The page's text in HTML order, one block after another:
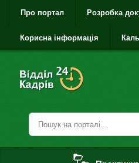
Про портал Розробка
Корисна інформація